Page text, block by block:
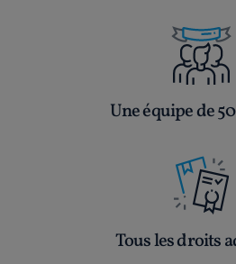
Une équipe de
Tous les droits